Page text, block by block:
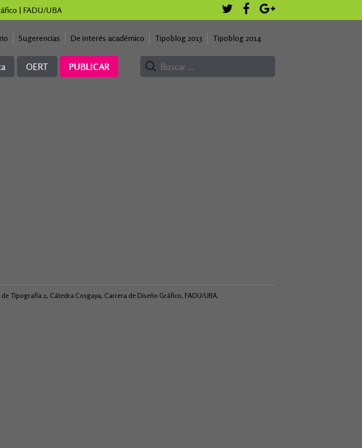
| FADU/UBA
Sugerencias De interés académico Tipoblog 2013 Tipoblog 2014
OERT PUBLICAR
Tipografía 2, Cátedra Cosgaya, Carrera de Diseño Gráfico, FADU/UBA.